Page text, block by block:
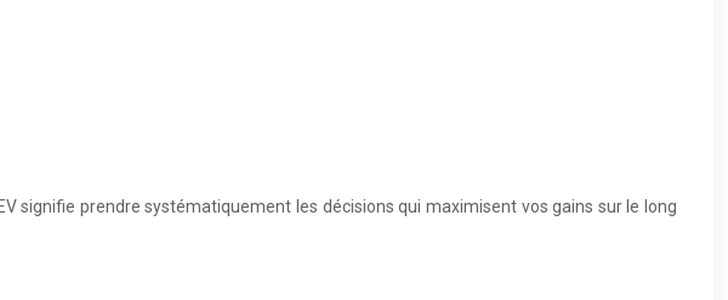
signifie prendre systématiquement les décisions qui maximisent vos gains sur le long